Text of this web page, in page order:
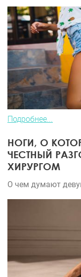
Подробнее...
НОГИ, О
ЧЕСТНЫЙ
ХИРУРГОМ
О чем думают